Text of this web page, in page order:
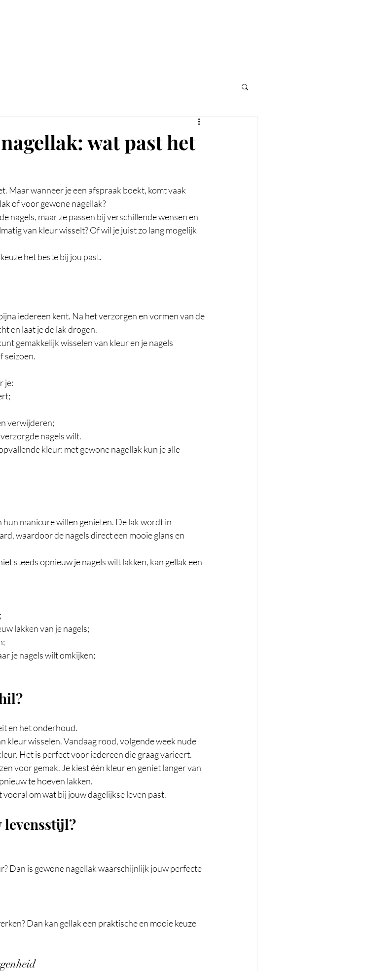
wat past het
Maar wanneer je een afspraak boekt, komt vaak
of voor gewone nagellak?
nagels, maar ze passen bij verschillende wensen en
van kleur wisselt? Of wil je juist zo lang mogelijk
het beste bij jou past.
iedereen kent. Na het verzorgen en vormen van de
en laat je de lak drogen.
gemakkelijk wisselen van kleur en je nagels
seizoen.
je:
verwijderen;
nagels wilt.
kleur: met gewone nagellak kun je alle
manicure willen genieten. De lak wordt in
waardoor de nagels direct een mooie glans en
steeds opnieuw je nagels wilt lakken, kan gellak een
lakken van je nagels;
je nagels wilt omkijken;
en het onderhoud.
kleur wisselen. Vandaag rood, volgende week nude
Het is perfect voor iedereen die graag varieert.
voor gemak. Je kiest één kleur en geniet langer van
te hoeven lakken.
om wat bij jouw dagelijkse leven past.
levensstijl?
Dan is gewone nagellak waarschijnlijk jouw perfecte
Dan kan gellak een praktische en mooie keuze